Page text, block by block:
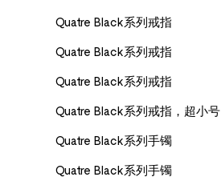
Quatre Black系列戒指
Quatre Black系列戒指
Quatre Black系列戒指
Quatre Black系列戒指，超小号
Quatre Black系列手镯
Quatre Black系列手镯